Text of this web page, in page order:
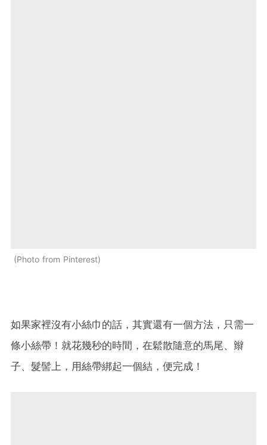
Photo from Pinterest
如果家裡沒有小絲巾的話，其實還有一個方法，只需一
條小絲帶！就花幾秒的時間，在鬆散隨意的馬尾、辮
子、髮髻上，用絲帶綁起一個結，便完成！